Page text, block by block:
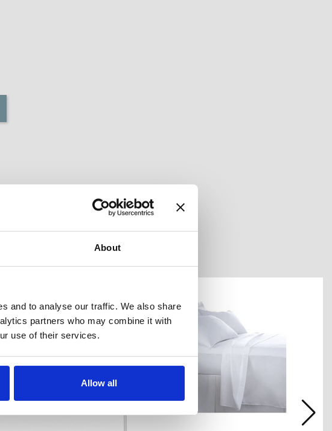
About
and to analyse our traffic. We also share
partners who may combine it with
use of their services.
Allow all